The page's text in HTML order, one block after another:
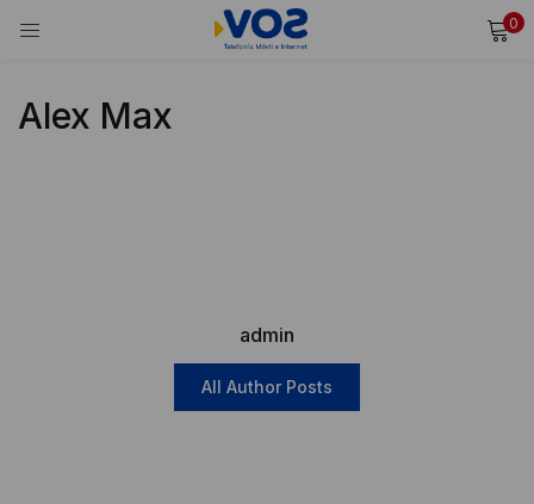
0
Ingresa tu usuario y contraseña para iniciar sesión.
¿Olvidaste tu contraseña?
Alex Max
admin
All Author Posts